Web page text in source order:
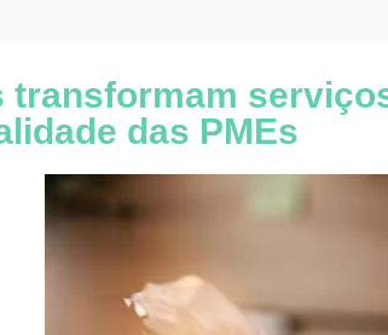
transformam
das PMEs